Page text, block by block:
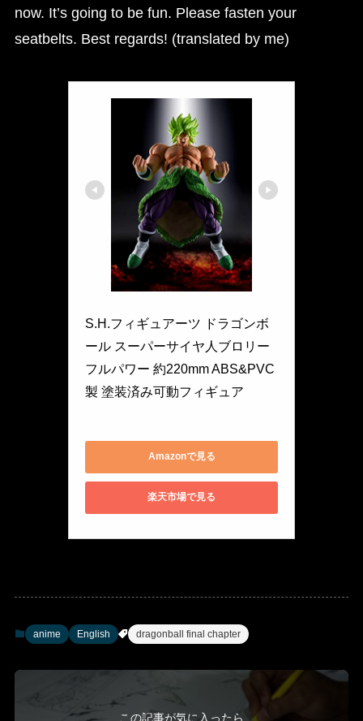
now. It’s going to be fun. Please fasten your
seatbelts. Best regards! (translated by me)
S.H.フィギュアーツ ドラゴンボ
ール スーパーサイヤ人ブロリー
フルパワー 約220mm ABS&PVC
製 塗装済み可動フィギュア
Amazonで見る
楽天市場で見る
anime English dragonball final chapter
この記事が気に入ったら